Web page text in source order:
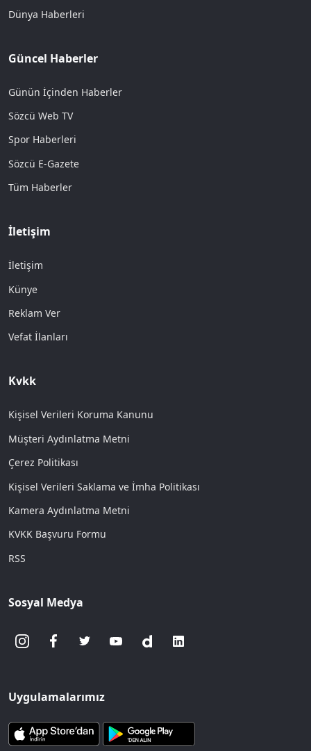
Dünya Haberleri
Güncel Haberler
Günün İçinden Haberler
Sözcü Web TV
Spor Haberleri
Sözcü E-Gazete
Tüm Haberler
İletişim
İletişim
Künye
Reklam Ver
Vefat İlanları
Kvkk
Kişisel Verileri Koruma Kanunu
Müşteri Aydınlatma Metni
Çerez Politikası
Kişisel Verileri Saklama ve İmha Politikası
Kamera Aydınlatma Metni
KVKK Başvuru Formu
RSS
Sosyal Medya
Uygulamalarımız